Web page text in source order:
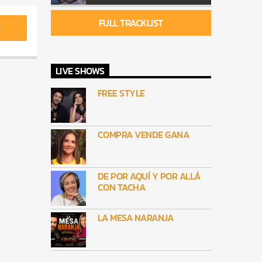
FULL TRACKLIST
LIVE SHOWS
FREE STYLE
COMPRA VENDE GANA
DE POR AQUÍ Y POR ALLÁ
CON TACHA
LA MESA NARANJA